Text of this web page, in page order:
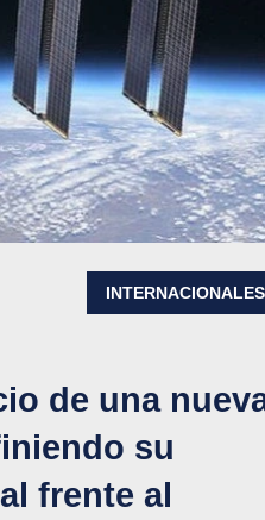
INTERNACIONALES
de una
su
frente al